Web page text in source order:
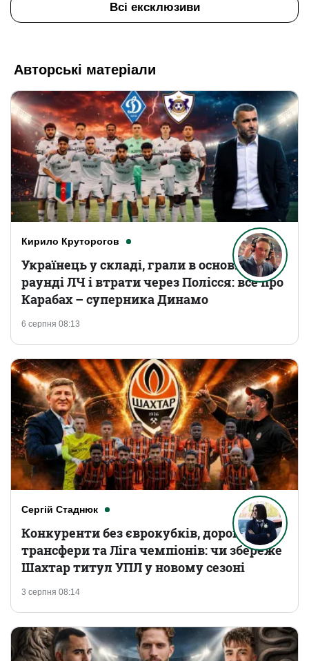
Всі ексклюзиви
Авторські матеріали
Кирило Круторогов
6 серпня 08:13
Українець у складі, грали в основному
раунді ЛЧ і втрати через Полісся: все про
Карабах – суперника Динамо
Сергій Стаднюк
3 серпня 08:14
Конкуренти без єврокубків, дорогі
трансфери та Ліга чемпіонів: чи збереже
Шахтар титул УПЛ у новому сезоні